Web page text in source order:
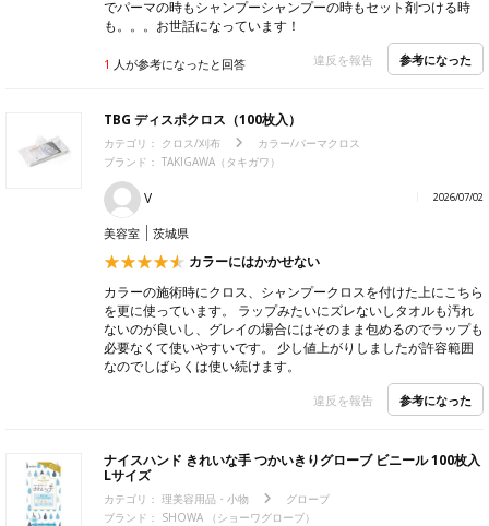
でパーマの時もシャンプーシャンプーの時もセット剤つける時
も。。。お世話になっています！
1 人が参考になったと回答 違反を報告 参考になった
TBG ディスポクロス（100枚入）
カテゴリ： クロス/刈布
カラー/パーマクロス
ブランド： TAKIGAWA（タキガワ）
V 2026/07/02
美容室 茨城県
カラーにはかかせない
カラーの施術時にクロス、シャンプークロスを付けた上にこちら
を更に使っています。 ラップみたいにズレないしタオルも汚れ
ないのが良いし、グレイの場合にはそのまま包めるのでラップも
必要なくて使いやすいです。 少し値上がりしましたが許容範囲
なのでしばらくは使い続けます。
違反を報告 参考になった
ナイスハンド きれいな手 つかいきりグローブ ビニール 100枚入
Lサイズ
カテゴリ： 理美容用品・小物
グローブ
ブランド： SHOWA （ショーワグローブ）